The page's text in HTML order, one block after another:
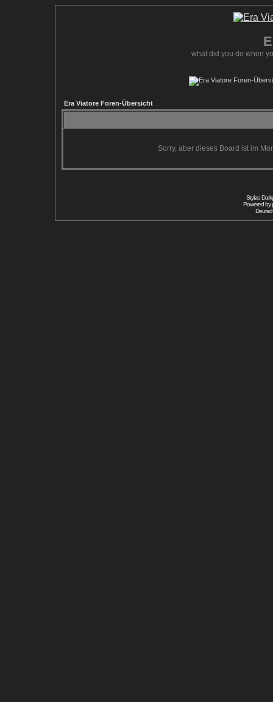
what did you do when
Era Viatore Foren-Übersicht
Sorry, aber dieses Board ist im
Stylize
Powered by